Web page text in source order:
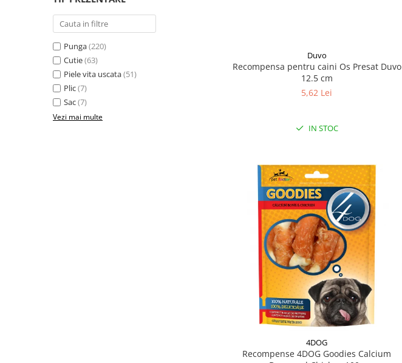
Punga(220)
Cutie(63)
Piele vita uscata(51)
Plic(7)
Sac(7)
Vezi mai multe
Duvo
Recompensa pentru caini Os Presat Duvo
12.5 cm
5,62 Lei
IN STOC
4DOG
Recompense 4DOG Goodies Calcium